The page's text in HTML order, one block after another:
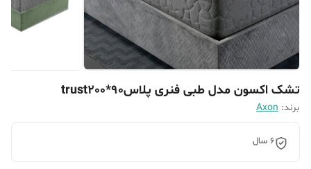
تشک اکسون مدل طبی فنری پلاسtrust200*90
برند: Axon
6 سال